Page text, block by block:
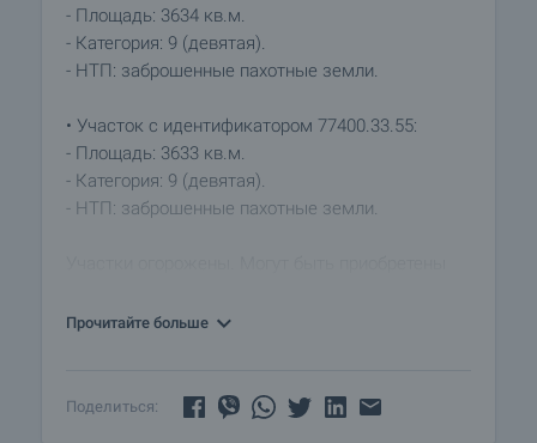
- Площадь: 3634 кв.м.
- Категория: 9 (девятая).
- НТП: заброшенные пахотные земли.
• Участок с идентификатором 77400.33.55:
- Площадь: 3633 кв.м.
- Категория: 9 (девятая).
- НТП: заброшенные пахотные земли.
BGN/кв.м.
восточных предгорьях Вискьярских гор, в 13 км
Прочитайте больше
Поделиться: